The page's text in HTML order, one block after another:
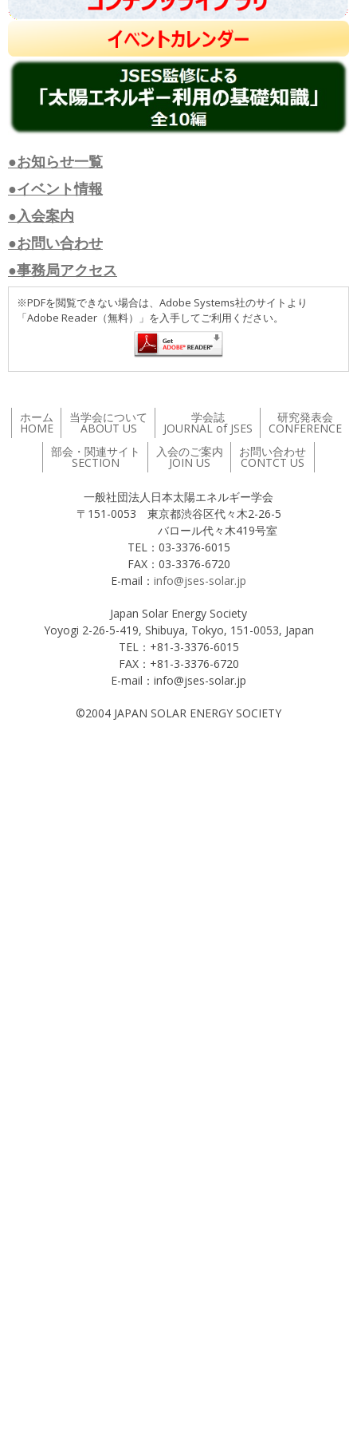
●お知らせ一覧
●イベント情報
●入会案内
●お問い合わせ
●事務局アクセス
※PDFを閲覧できない場合は、Adobe Systems社のサイトより
「Adobe Reader（無料）」を入手してご利用ください。
ホーム
HOME
当学会について
ABOUT US
学会誌
JOURNAL of JSES
研究発表会
CONFERENCE
部会・関連サイト
SECTION
入会のご案内
JOIN US
お問い合わせ
CONTCT US
一般社団法人日本太陽エネルギー学会
〒151-0053 東京都渋谷区代々木2-26-5
バロール代々木419号室
TEL：03-3376-6015
FAX：03-3376-6720
E-mail： info@jses-solar.jp
Japan Solar Energy Society
Yoyogi 2-26-5-419, Shibuya, Tokyo, 151-0053, Japan
TEL：+81-3-3376-6015
FAX：+81-3-3376-6720
E-mail：info@jses-solar.jp
©2004 JAPAN SOLAR ENERGY SOCIETY